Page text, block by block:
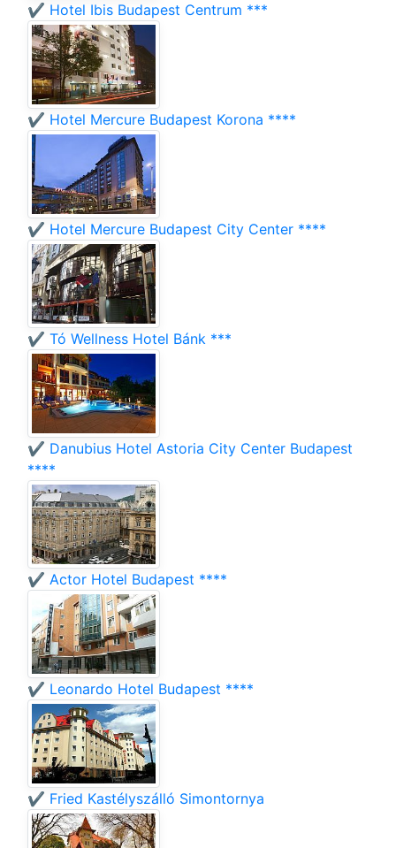
✔️ Hotel Ibis Budapest Centrum ***
✔️ Hotel Mercure Budapest Korona ****
✔️ Hotel Mercure Budapest City Center ****
✔️ Tó Wellness Hotel Bánk ***
✔️ Danubius Hotel Astoria City Center Budapest
****
✔️ Actor Hotel Budapest ****
✔️ Leonardo Hotel Budapest ****
✔️ Fried Kastélyszálló Simontornya